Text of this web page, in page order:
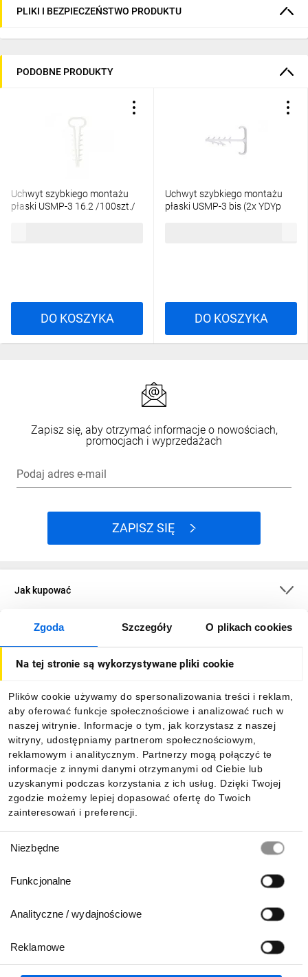
Zgoda Szczegóły O plikach cookies
Na tej stronie są wykorzystywane pliki cookie
Plików cookie używamy do spersonalizowania treści i reklam,
aby oferować funkcje społecznościowe i analizować ruch w
naszej witrynie. Informacje o tym, jak korzystasz z naszej
witryny, udostępniamy partnerom społecznościowym,
reklamowym i analitycznym. Partnerzy mogą połączyć te
informacje z innymi danymi otrzymanymi od Ciebie lub
uzyskanymi podczas korzystania z ich usług. Dzięki Twojej
zgodzie możemy lepiej dopasować ofertę do Twoich
zainteresowań i preferencji.
zgody
Niezbędne
Funkcjonalne
Analityczne / wydajnościowe
Reklamowe
PLIKI I BEZPIECZEŃSTWO PRODUKTU
PODOBNE PRODUKTY
Uchwyt szybkiego montażu
płaski USMP-3 16.2 /100szt./
DO KOSZYKA
Uchwyt szybkiego montażu
płaski USMP-3 bis (2x YDYp
DO KOSZYKA
Zapisz się, aby otrzymać informacje o nowościach,
promocjach i wyprzedażach
Podaj adres e-mail
ZAPISZ SIĘ
Jak kupować
O firmie
Informacje
Pobierz naszą aplikację mobilną: